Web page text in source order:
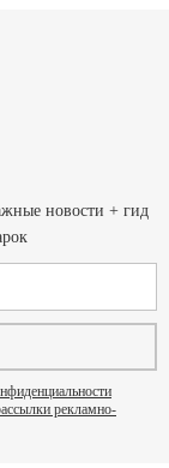
новости + гид
рекламно-